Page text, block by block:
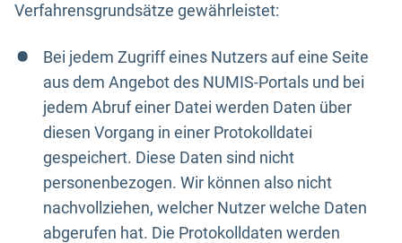
Verfahrensgrundsätze gewährleistet:
Bei jedem Zugriff eines Nutzers auf eine Seite
aus dem Angebot des NUMIS-Portals und bei
jedem Abruf einer Datei werden Daten über
diesen Vorgang in einer Protokolldatei
gespeichert. Diese Daten sind nicht
personenbezogen. Wir können also nicht
nachvollziehen, welcher Nutzer welche Daten
abgerufen hat. Die Protokolldaten werden